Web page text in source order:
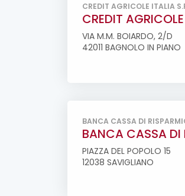
CREDIT AGRICOLE ITALIA
CREDIT
VIA M.M. BOIARDO, 2/D
42011 BAGNOLO IN PIANO
BANCA CASSA DI
BANCA CASSA DI
PIAZZA DEL POPOLO 15
12038 SAVIGLIANO